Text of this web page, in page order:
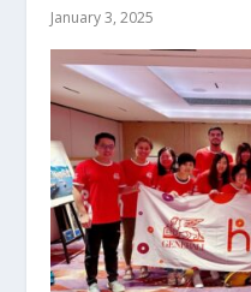
January 3, 2025